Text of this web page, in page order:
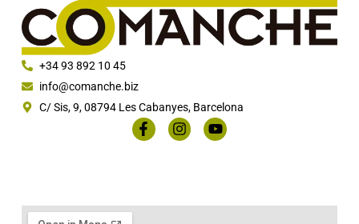
+34 93 892 10 45
info@comanche.biz
C/ Sis, 9, 08794 Les Cabanyes, Barcelona